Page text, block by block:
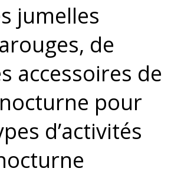
jumelles
de
accessoires de
pour
d’activités